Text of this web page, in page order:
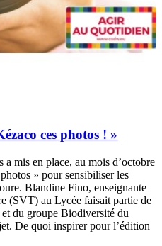
ces photos ! »
mis en place, au mois d’octobre
» pour sensibiliser les
Blandine Fino, enseignante
(SVT) au Lycée faisait partie de
du groupe Biodiversité du
De quoi inspirer pour l’édition